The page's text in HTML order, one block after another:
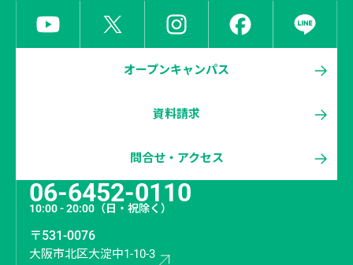
オープンキャンパス
資料請求
問合せ・アクセス
06-6452-0110
10:00 - 20:00 （日・祝除く）
〒531-0076
大阪市北区大淀中1-10-3